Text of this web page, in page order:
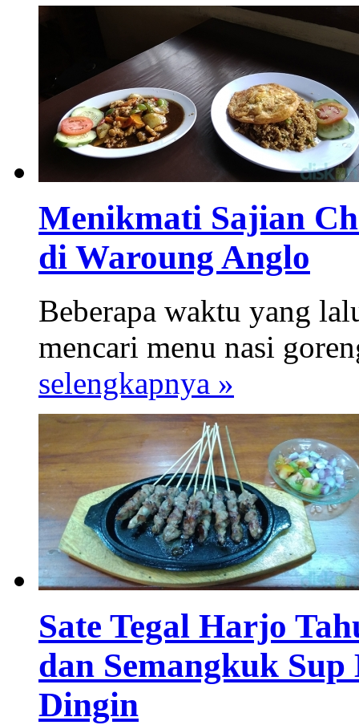
Menikmati Sajian
di Waroung Anglo
Beberapa waktu yang
mencari menu nasi
selengkapnya »
Sate Tegal Harjo
dan Semangkuk
Dingin